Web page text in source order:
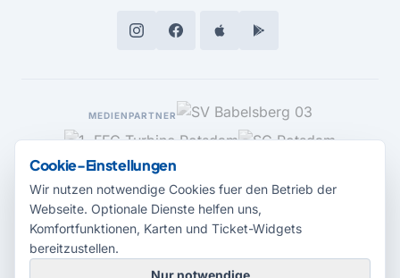
MEDIENPARTNER
Cookie-Einstellungen
Wir nutzen notwendige Cookies fuer den Betrieb der
Webseite. Optionale Dienste helfen uns,
Komfortfunktionen, Karten und Ticket-Widgets
bereitzustellen.
Nur notwendige